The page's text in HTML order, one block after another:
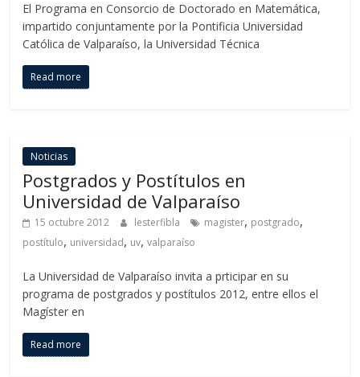
El Programa en Consorcio de Doctorado en Matemática,
impartido conjuntamente por la Pontificia Universidad
Católica de Valparaíso, la Universidad Técnica
Read more
Noticias
Postgrados y Postítulos en
Universidad de Valparaíso
15 octubre 2012 lesterfibla magister, postgrado,
postítulo, universidad, uv,valparaíso
La Universidad de Valparaíso invita a prticipar en su
programa de postgrados y postítulos 2012, entre ellos el
Magíster en
Read more